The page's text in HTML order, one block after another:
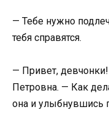
— Тебе нужно
тебя справятся.
— Привет,
Петровна. — Как
она и улыбнувшись